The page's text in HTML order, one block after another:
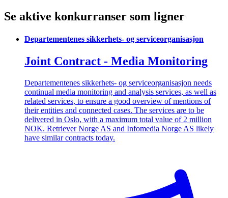
Se aktive konkurranser som ligner
Departementenes sikkerhets- og serviceorganisasjon
Joint Contract - Media Monitoring
Departementenes sikkerhets- og serviceorganisasjon needs
continual media monitoring and analysis services, as well as
related services, to ensure a good overview of mentions of
their entities and connected cases. The services are to be
delivered in Oslo, with a maximum total value of 2 million
NOK. Retriever Norge AS and Infomedia Norge AS likely
have similar contracts today.